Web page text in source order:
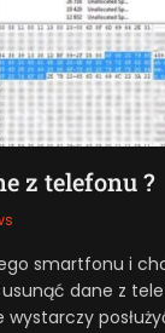
z telefonu ?
smartfonu i
dane z